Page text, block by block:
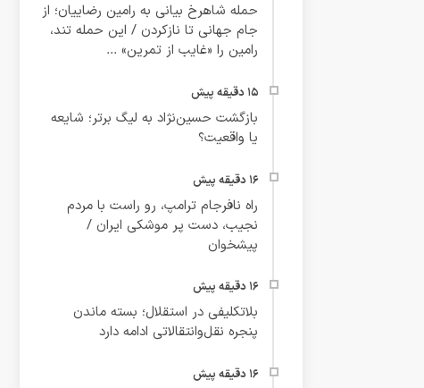
حمله شاهرخ بیانی به رامین رضاییان؛ از
جام جهانی تا نازکردن / این حمله تند،
رامین را «غایب از تمرین» ...
بازگشت حسین‌نژاد به لیگ برتر؛ شایعه
یا واقعیت؟
راه نافرجام ترامپ، رو راست با مردم
نجیب، دست پر موشکی ایران /
پیشخوان
بلاتکلیفی در استقلال؛ بسته ماندن
پنجره نقل‌وانتقالاتی ادامه دارد